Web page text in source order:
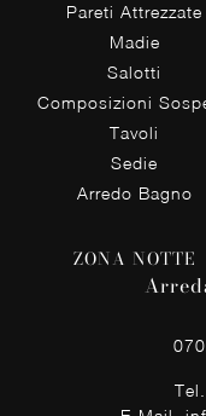
Pareti Attrezzate
Madie
Salotti
Composizioni
Tavoli
Sedie
Arredo Bagno
ZONA NOTTE
Tel.